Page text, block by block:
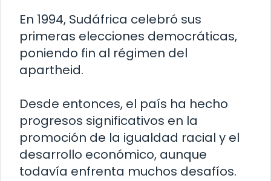
En 1994, Sudáfrica celebró sus
primeras elecciones democráticas,
poniendo fin al régimen del
apartheid.
Desde entonces, el país ha hecho
progresos significativos en la
promoción de la igualdad racial y el
desarrollo económico, aunque
todavía enfrenta muchos desafíos.